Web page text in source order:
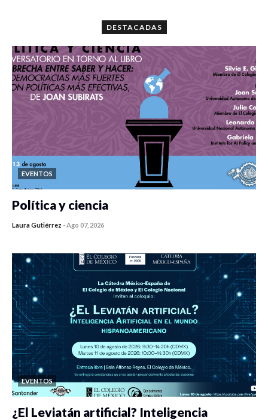
DESTACADAS
EVENTOS
Política y ciencia
Laura Gutiérrez -Ago 07, 2026
EVENTOS
¿El Leviatán artificial? Inteligencia